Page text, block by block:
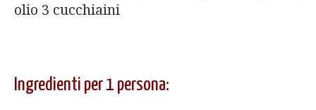
olio 3 cucchiaini
Ingredienti per 1 persona: